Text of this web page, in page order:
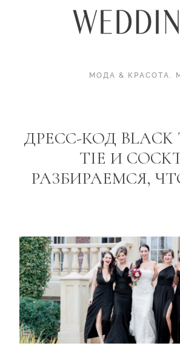
МОДА & КРАСОТА.
ДРЕСС-КОД BLACK
TIE И
РАЗБИРАЕМСЯ,